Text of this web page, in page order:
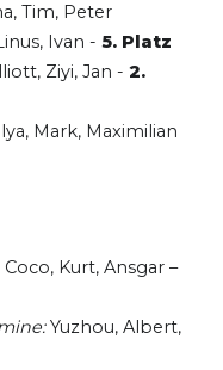
Tim, Peter
Ivan - 5. Platz
Ziyi, Jan - 2.
Mark, Maximilian
Kurt, Ansgar –
Yuzhou, Albert,